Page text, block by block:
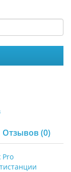
Отзывов (0)
Pro